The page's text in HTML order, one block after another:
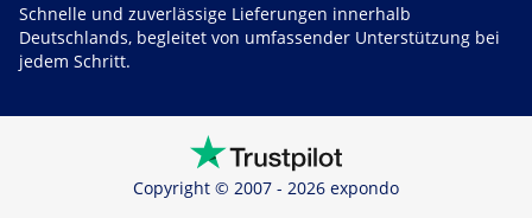
Schnelle und zuverlässige Lieferungen innerhalb
Deutschlands, begleitet von umfassender Unterstützung bei
jedem Schritt.
Copyright © 2007 - 2026 expondo